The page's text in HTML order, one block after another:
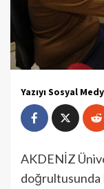
Yazıyı Sosyal
AKDENİZ
doğrultusunda